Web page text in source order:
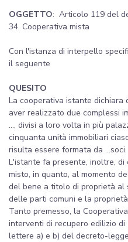
OGGETTO: Articolo 119 del
34. Cooperativa mista
Con l'istanza di interpello
il seguente
QUESITO
La cooperativa istante dichiara
aver realizzato due complessi
..., divisi a loro volta in più
cinquanta unità immobiliari
risulta essere formata da ...soci.
L'istante fa presente, inoltre,
misto, in quanto, al momento
del bene a titolo di proprietà al
delle parti comuni e la
Tanto premesso, la
interventi di recupero edilizio
lettere a) e b) del decreto-